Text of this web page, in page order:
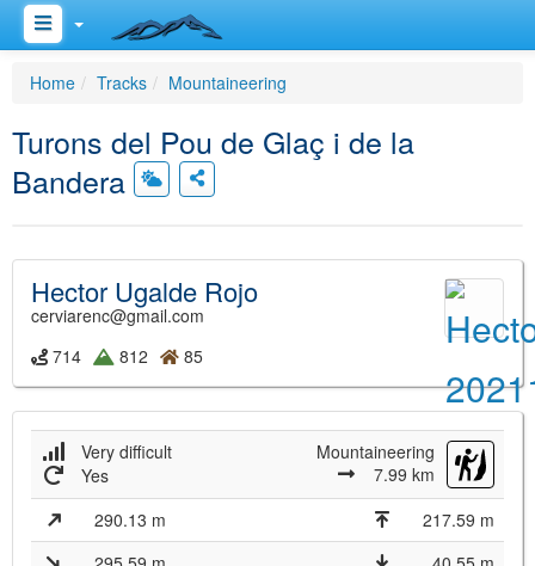
Home Tracks Mountaineering
Turons del Pou de Glaç i de la
Bandera
Hector Ugalde Rojo
cerviarenc@gmail.com
714
812 85
Very difficult
Mountaineering
7.99 km
Yes
290.13 m
217.59 m